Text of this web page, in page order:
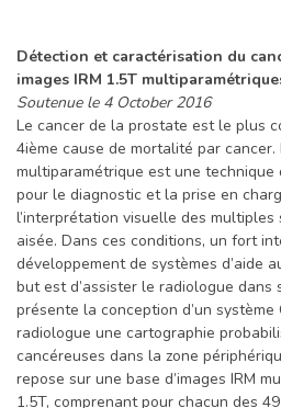
Détection et caractérisation du
images IRM 1.5T
Soutenue le 4 October 2016
Le cancer de la prostate est le plus
4ième cause de mortalité par cancer.
multiparamétrique est une technique
pour le diagnostic et la prise en
l’interprétation visuelle des multiples
aisée. Dans ces conditions, un fort
développement de systèmes d’aide
but est d’assister le radiologue dans
présente la conception d’un
radiologue une cartographie
cancéreuses dans la zone
repose sur une base d’images IRM
1.5T, comprenant pour chacun des